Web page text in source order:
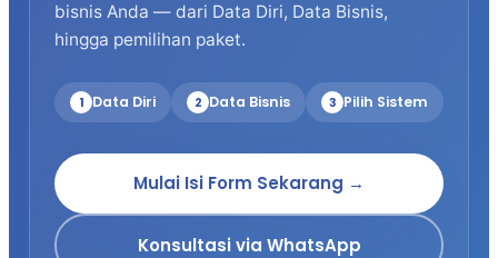
bisnis Anda — dari Data Diri, Data Bisnis,
hingga pemilihan paket.
1 Data Diri 2 Data Bisnis 3 Pilih Sistem
Mulai Isi Form Sekarang →
Konsultasi via WhatsApp